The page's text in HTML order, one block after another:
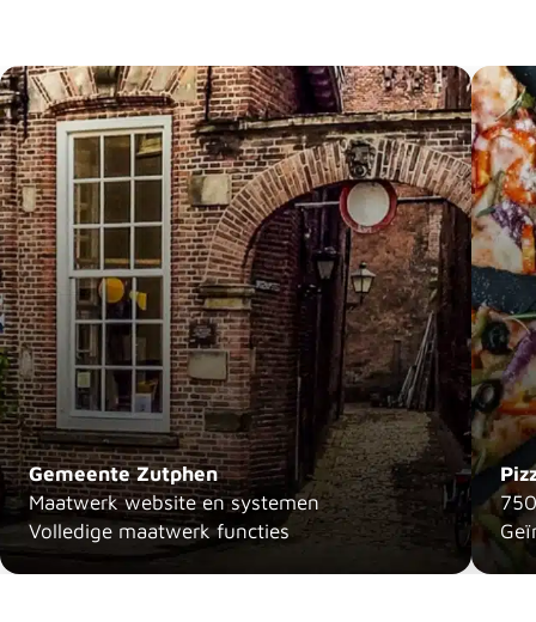
Gemeente Zutphen
Maatwerk website en systemen
Volledige maatwerk functies